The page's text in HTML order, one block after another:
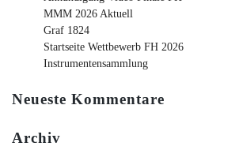
MMM 2026 Aktuell
Graf 1824
Startseite Wettbewerb FH 2026
Instrumentensammlung
Neueste Kommentare
Archiv